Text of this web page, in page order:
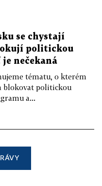
se chystají
politickou
nečekaná
tématu, o kterém
blokovat politickou
a...